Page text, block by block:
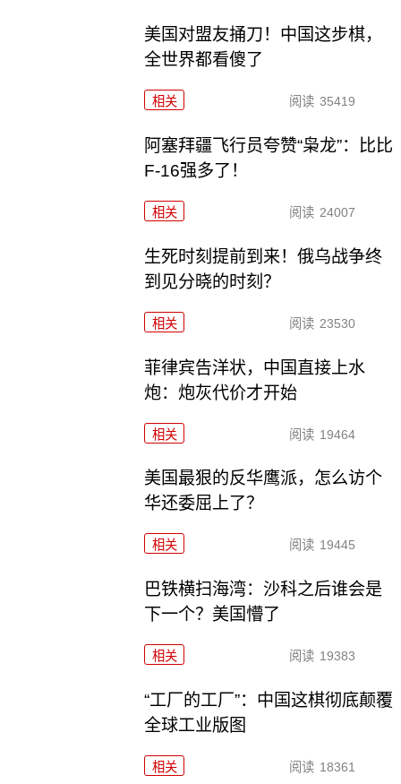
美国对盟友捅刀！中国这步棋，
全世界都看傻了
相关 阅读 35419
阿塞拜疆飞行员夸赞“枭龙”：比比
F-16强多了！
相关 阅读 24007
生死时刻提前到来！俄乌战争终
到见分晓的时刻？
相关 阅读 23530
菲律宾告洋状，中国直接上水
炮：炮灰代价才开始
相关 阅读 19464
美国最狠的反华鹰派，怎么访个
华还委屈上了？
相关 阅读 19445
巴铁横扫海湾：沙科之后谁会是
下一个？美国懵了
相关 阅读 19383
“工厂的工厂”：中国这棋彻底颠覆
全球工业版图
相关 阅读 18361